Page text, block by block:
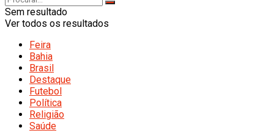
Sem resultado
Ver todos os resultados
Feira
Bahia
Brasil
Destaque
Futebol
Política
Religião
Saúde